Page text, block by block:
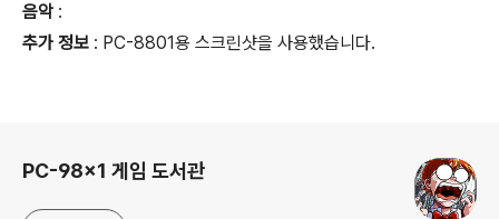
음악 :
추가 정보 : PC-8801용 스크린샷을 사용했습니다.
PC-98x1 게임 도서관